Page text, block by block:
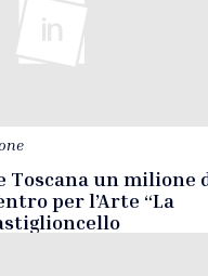
Toscana un milione
per l’Arte “La